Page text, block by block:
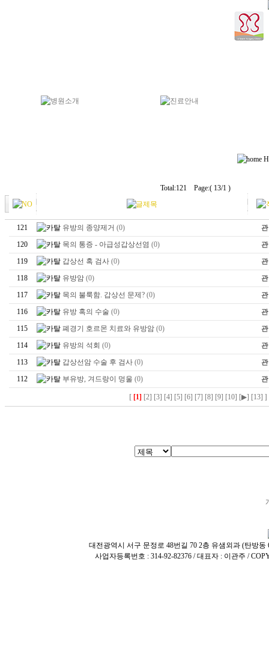
Total:121 Page:( 13/1 )
121 유방의 종양제거 (0)
120
목의 통증 - 아급성갑상선염 (0)
119
갑상선 혹 검사 (0)
118
유방암 (0)
117
목의 불룩함. 갑상선 문제? (0)
116
유방 혹의 수술 (0)
115
폐경기 호르몬 치료와 유방암 (0)
114
유방의 석회 (0)
113
갑상선암 수술 후 검사 (0)
112
부유방, 겨드랑이 멍울 (0)
[ [1] [2] [3] [4] [5] [6] [7] [8] [9] [10] [▶] [13] ]
대전광역시 서구 문정로 48번길 70 2층 유샘외과 (탄방동
사업자등록번호 : 314-92-82376 / 대표자 : 이관주 /